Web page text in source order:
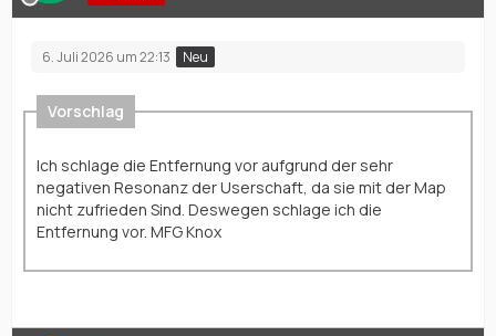
6. Juli 2026 um 22:13 Neu
Vorschlag
Ich schlage die Entfernung vor aufgrund der sehr
negativen Resonanz der Userschaft, da sie mit der Map
nicht zufrieden Sind. Deswegen schlage ich die
Entfernung vor. MFG Knox